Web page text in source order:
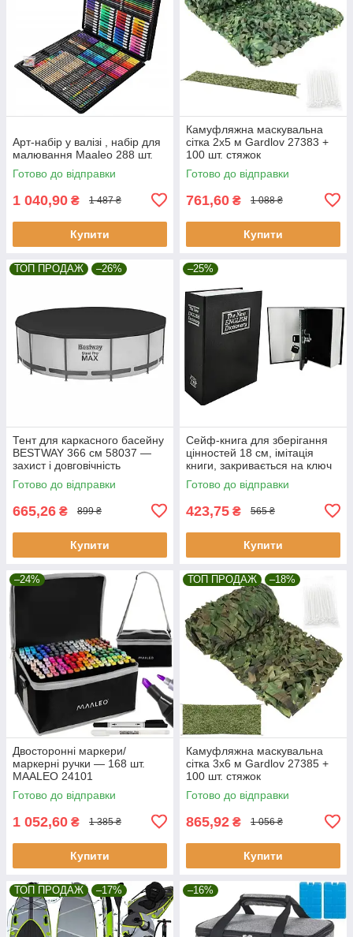
Арт-набір у валізі , набір для
малювання Maaleo 288 шт.
Готово до відправки
1 040,90 ₴ 1 487 ₴
Купити
Камуфляжна маскувальна
сітка 2x5 м Gardlov 27383 +
100 шт. стяжок
Готово до відправки
761,60 ₴ 1 088 ₴
Купити
ТОП ПРОДАЖ –26%
Тент для каркасного басейну
BESTWAY 366 см 58037 —
захист і довговічність
Готово до відправки
665,26 ₴ 899 ₴
Купити
–25%
Сейф-книга для зберігання
цінностей 18 см, імітація
книги, закривається на ключ
Malatec 6148
Готово до відправки
423,75 ₴ 565 ₴
Купити
–24%
Двосторонні маркери/
маркерні ручки — 168 шт.
MAALEO 24101
Готово до відправки
1 052,60 ₴ 1 385 ₴
Купити
ТОП ПРОДАЖ –18%
Камуфляжна маскувальна
сітка 3x6 м Gardlov 27385 +
100 шт. стяжок
Готово до відправки
865,92 ₴ 1 056 ₴
Купити
ТОП ПРОДАЖ –17% –16%